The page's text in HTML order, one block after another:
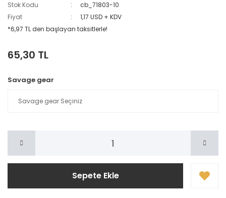
Stok Kodu
cb_71803-10
Fiyat
1,17 USD + KDV
*6,97 TL den başlayan taksitlerle!
65,30 TL
Savage gear
Sepete Ekle